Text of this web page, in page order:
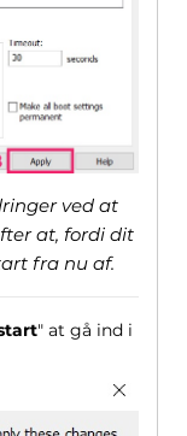
ved at
at, fordi dit
fra nu af.
" at gå ind i